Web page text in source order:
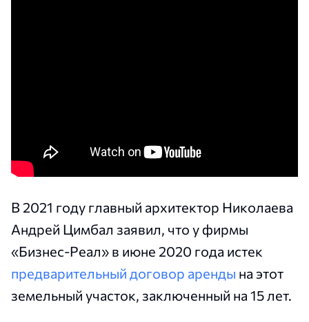
В 2021 году главный архитектор Николаева
Андрей Цимбал заявил, что у фирмы
«Бизнес-Реал» в июне 2020 года истек
предварительный договор аренды на этот
земельный участок, заключенный на 15 лет.